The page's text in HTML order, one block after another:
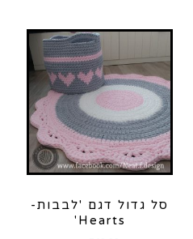
סל גדול דגם 'לבבות-
Hearts'